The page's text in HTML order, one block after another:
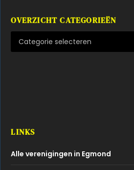
OVERZICHT CATEGORIEËN
LINKS
Alle verenigingen in Egmond